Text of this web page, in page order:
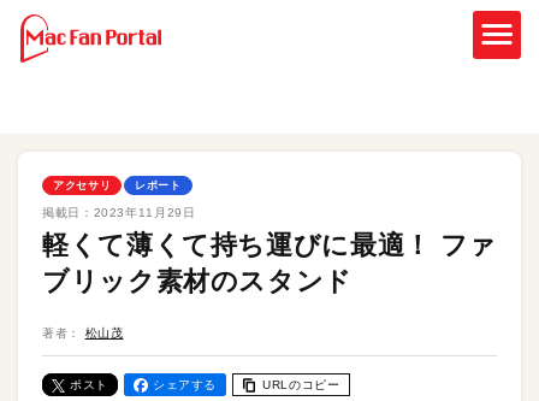
アクセサリ レポート
掲載日： 2023年11月29日
軽くて薄くて持ち運びに最適！ ファ
ブリック素材のスタンド
著者： 松山茂
ポスト シェアする URLのコピー